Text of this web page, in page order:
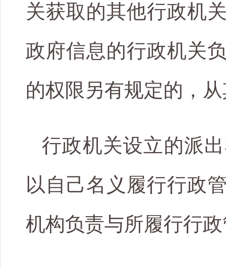
关获取的其他行政机
政府信息的行政机关
的权限另有规定的，
行政机关设立的派
以自己名义履行行政
机构负责与所履行行